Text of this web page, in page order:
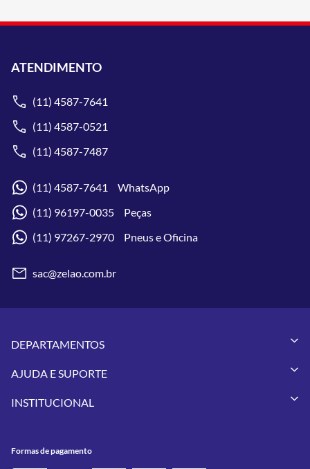
ATENDIMENTO
(11) 4587-7641
(11) 4587-0521
(11) 4587-7487
(11) 4587-7641 WhatsApp
(11) 96197-0035 Peças
(11) 97267-2970 Pneus e Oficina
sac@zelao.com.br
DEPARTAMENTOS
Vestuários
Pneus
Utilidades
AJUDA E SUPORTE
Meus Pedidos
INSTITUCIONAL
Contato
Formas de pagamento